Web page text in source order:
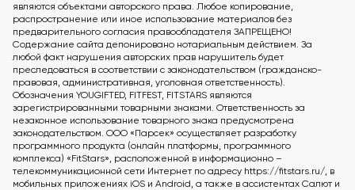
являются объектами авторского права. Любое копирование,
распространение или иное использование материалов без
предварительного согласия правообладателя ЗАПРЕЩЕНО!
Содержание сайта депонировано нотариальным действием. За
любой факт нарушения авторских прав нарушитель будет
преследоваться в соответствии с законодательством (гражданско-
правовая, административная, уголовная ответственность).
Обозначения YOUGIFTED, FITFEST, FITSTARS являются
зарегистрированными товарными знаками. Ответственность за
незаконное использование товарного знака предусмотрена
законодательством. ООО «Парсек» осуществляет разработку
программного продукта (онлайн платформы, программного
комплекса) «FitStars», расположенной в информационно –
телекоммуникационной сети Интернет по адресу https://fitstars.ru/, в
мобильных приложениях iOS и Android, а также в ассистентах Салют и